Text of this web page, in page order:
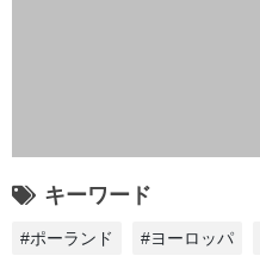
キーワード
#ポーランド #ヨーロッパ